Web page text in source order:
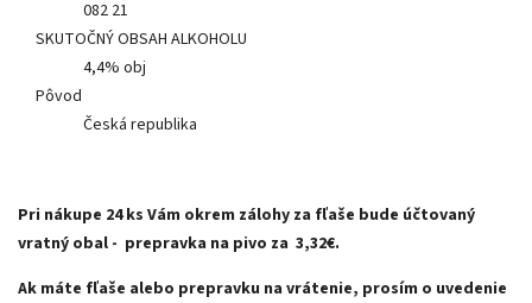
082 21
SKUTOČNÝ OBSAH ALKOHOLU
4,4% obj
Pôvod
Česká republika
Pri nákupe 24 ks Vám okrem zálohy za fľaše bude účtovaný
vratný obal - prepravka na pivo za 3,32€.
Ak máte fľaše alebo prepravku na vrátenie, prosím o uvedenie